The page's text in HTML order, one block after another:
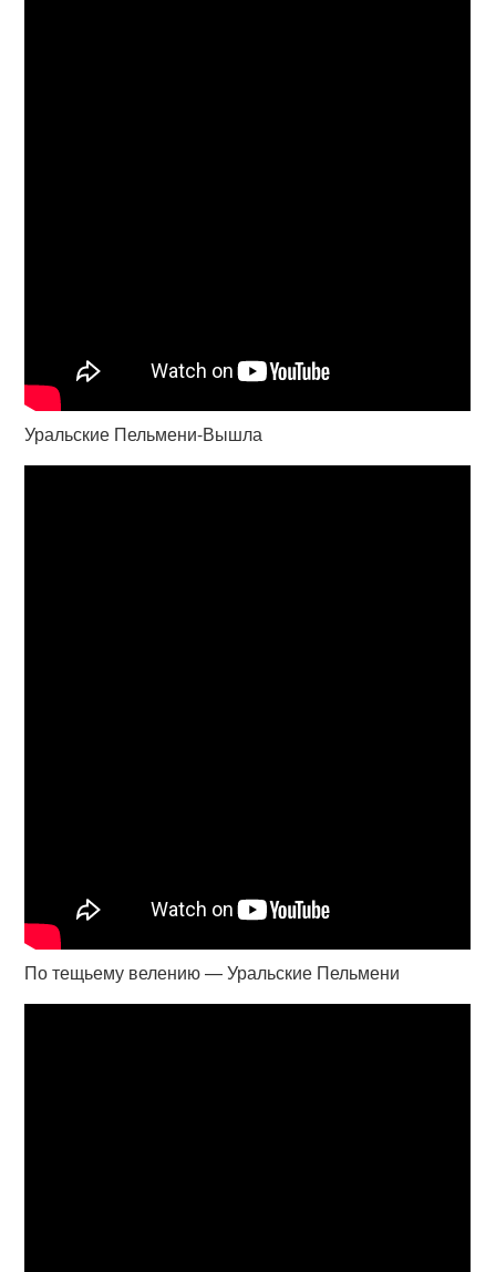
Уральские Пельмени-Вышла
По тещьему велению — Уральские Пельмени